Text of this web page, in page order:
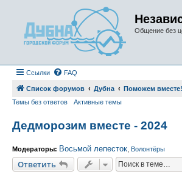
Общение без
Ссылки FAQ
Список форумов Дубна
Поможем вместе!
Темы без ответов
Активные темы
Дедморозим вместе - 2024
Модераторы: Восьмой лепесток Волонтёры
Ответить